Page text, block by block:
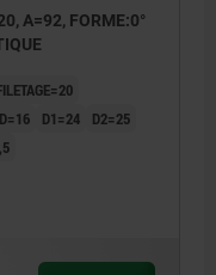
A=92, FORME:0°
D=16 D1=24
D2=25